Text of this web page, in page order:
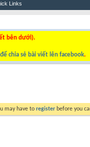
Links
bên dưới).
để chia sẻ bài viết lên facebook.
may have to register before you